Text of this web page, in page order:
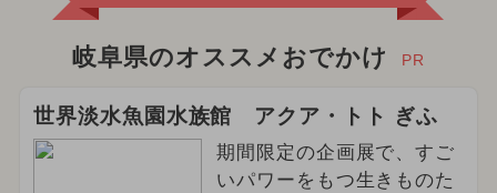
岐阜県のオススメおでかけ PR
世界淡水魚園水族館 アクア・トト ぎふ
期間限定の企画展で、すご
いパワーをもつ生きものた